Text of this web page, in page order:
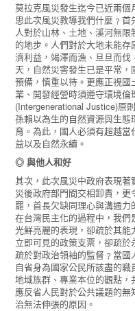
莫拉克風災發生迄今已近兩
思此次風災教導我們什麼﹖
人對於山林、土地、溪河無
的地步。人們對於大地未能
濟利益，竭澤而漁、旦旦而
天，自然災害發生已是平常
預備，慎重以待。更應正視
業、開發經營時須遵守環境
(Intergenerational Justice)原
孫賴以為生的自然資源與生
育。為此，國人必須有超越
益以及自然永續。
◎ 與他人和好
其次，此次風災中政府表現著
災後政府部門間交相卸責，
罷，首長欠缺同理心與溝通力
在台灣民主化的過程中，我
光鮮亮麗的表現，卻疏於其
立即可見的政策支票，卻疏
疏於對政治領袖的監督﹖當
自省身為國家公民所該盡的職
地域族群、專業本位的觀點
應反省人民對於公共議題的
治無法伸張的原因。